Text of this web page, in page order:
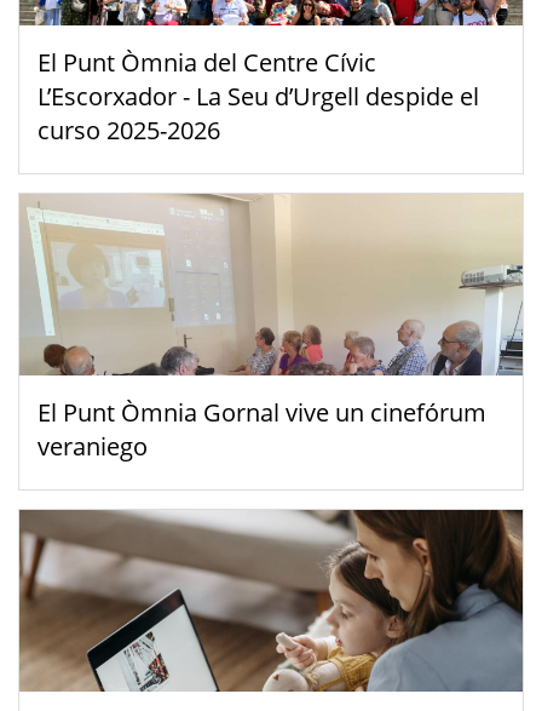
El Punt Òmnia del Centre Cívic
L’Escorxador - La Seu d’Urgell despide el
curso 2025-2026
El Punt Òmnia Gornal vive un cinefórum
veraniego